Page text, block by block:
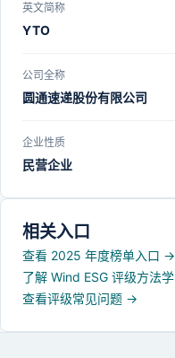
英文简称
YTO
公司全称
圆通速递股份有限公司
企业性质
民营企业
相关入口
查看 2025 年度榜单入口 →
了解 Wind ESG 评级方法学
查看评级常见问题 →